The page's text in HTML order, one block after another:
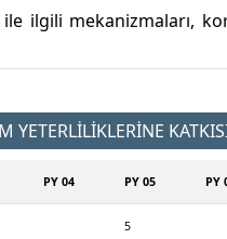
ilgili mekanizmaları,
YETERLİLİKLERİNE
PY 04 PY 05 PY
5